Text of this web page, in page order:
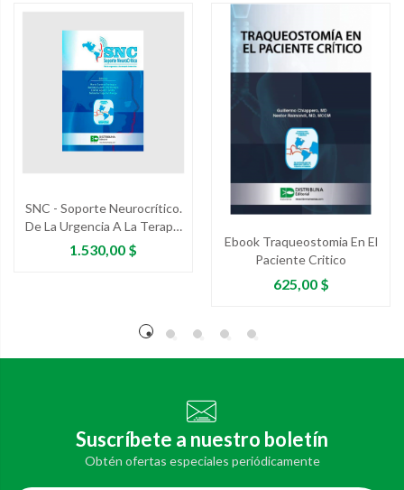
SNC - Soporte Neurocrítico.
De La Urgencia A La Terapia
Intensiva
Precio
1.530,00 $
Ebook Traqueostomia En El
Paciente Critico
Precio
625,00 $
Suscríbete a nuestro boletín
Obtén ofertas especiales periódicamente